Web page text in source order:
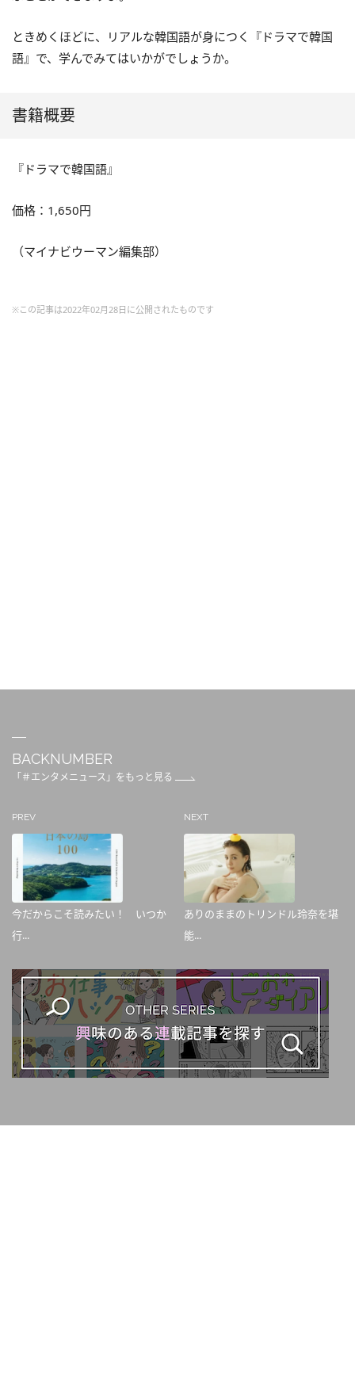
ときめくほどに、リアルな韓国語が身につく『ドラマで韓国
語』で、学んでみてはいかがでしょうか。
書籍概要
『ドラマで韓国語』
価格：1,650円
（マイナビウーマン編集部）
※この記事は2022年02月28日に公開されたものです
BACKNUMBER
「＃エンタメニュース」をもっと見る
PREV
今だからこそ読みたい！ いつか
行...
NEXT
ありのままのトリンドル玲奈を堪
能...